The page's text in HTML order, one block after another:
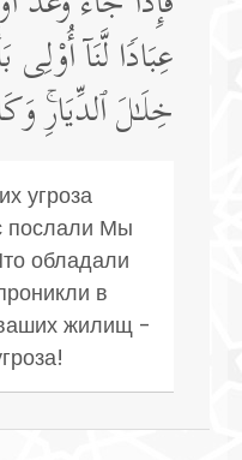
عِبَادࣰا لَّنَاۤ
خِلَـٰلَ ٱلدِّیَارِۚ
угроза
послали Мы
обладали
в
жилищ -